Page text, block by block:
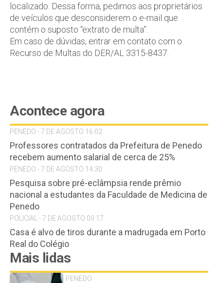
localizado. Dessa forma, pedimos aos proprietários
de veículos que desconsiderem o e-mail que
contém o suposto “extrato de multa”.
Em caso de dúvidas, entrar em contato com o
Recurso de Multas do DER/AL 3315-8437.
Acontece agora
PENEDO - 7 DE AGOSTO 16:02
Professores contratados da Prefeitura de Penedo
recebem aumento salarial de cerca de 25%
PENEDO - 7 DE AGOSTO 14:30
Pesquisa sobre pré-eclâmpsia rende prêmio
nacional a estudantes da Faculdade de Medicina de
Penedo
POLICIAL - 7 DE AGOSTO 09:17
Casa é alvo de tiros durante a madrugada em Porto
Real do Colégio
Mais lidas
PENEDO